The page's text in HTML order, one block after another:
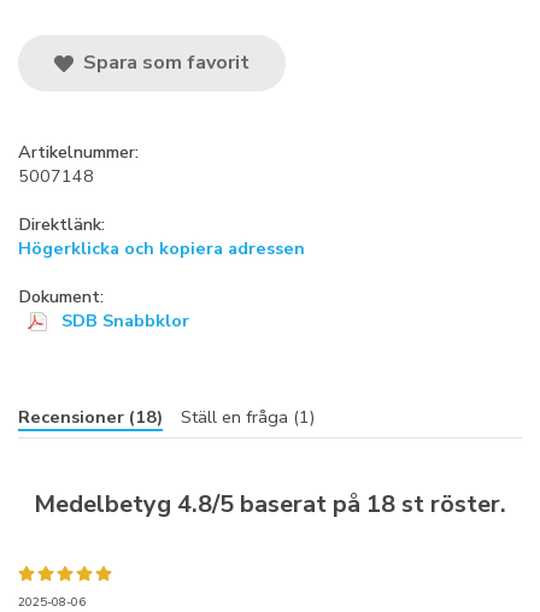
Spara som favorit
Artikelnummer:
5007148
Direktlänk:
Högerklicka och kopiera adressen
Dokument:
SDB Snabbklor
Recensioner (18) Ställ en fråga (1)
Medelbetyg 4.8/5 baserat på 18 st röster.
2025-08-06